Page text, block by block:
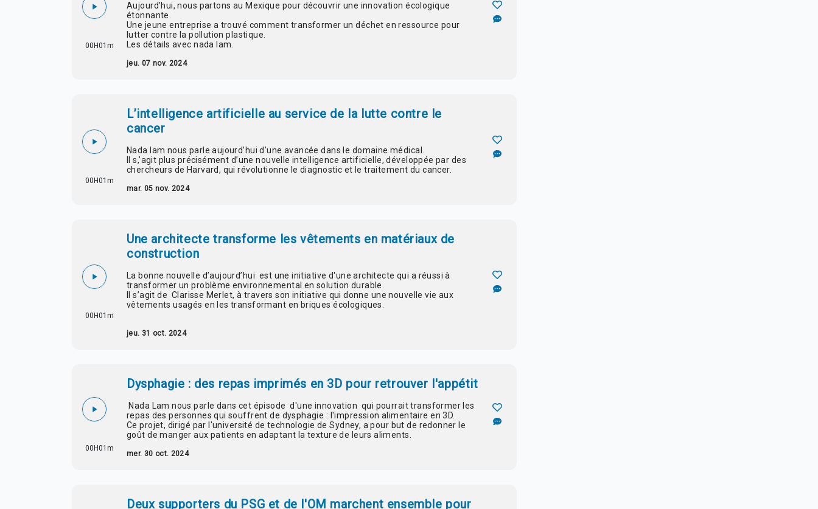
00H01m
Aujourd’hui, nous partons au Mexique pour découvrir une innovation écologique
étonnante.
Une jeune entreprise a trouvé comment transformer un déchet en ressource pour
lutter contre la pollution plastique.
Les détails avec nada lam.
jeu. 07 nov. 2024
00H01m
L’intelligence artificielle au service de la lutte contre le
cancer
Nada lam nous parle aujourd’hui d'une avancée dans le domaine médical.
Il s,’agit plus précisément d’une nouvelle intelligence artificielle, développée par des
chercheurs de Harvard, qui révolutionne le diagnostic et le traitement du cancer.
mar. 05 nov. 2024
00H01m
Une architecte transforme les vêtements en matériaux de
construction
La bonne nouvelle d’aujourd’hui est une initiative d'une architecte qui a réussi à
transformer un problème environnemental en solution durable.
Il s’agit de Clarisse Merlet, à travers son initiative qui donne une nouvelle vie aux
vêtements usagés en les transformant en briques écologiques.
jeu. 31 oct. 2024
00H01m
Dysphagie : des repas imprimés en 3D pour retrouver l'appétit
Nada Lam nous parle dans cet épisode d'une innovation qui pourrait transformer les
repas des personnes qui souffrent de dysphagie : l'impression alimentaire en 3D.
Ce projet, dirigé par l'université de technologie de Sydney, a pour but de redonner le
goût de manger aux patients en adaptant la texture de leurs aliments.
mer. 30 oct. 2024
Deux supporters du PSG et de l'OM marchent ensemble pour